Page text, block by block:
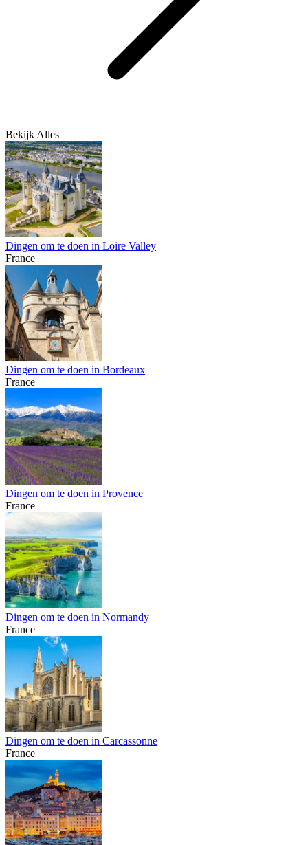
Bekijk Alles
Dingen om te doen in Loire Valley
France
Dingen om te doen in Bordeaux
France
Dingen om te doen in Provence
France
Dingen om te doen in Normandy
France
Dingen om te doen in Carcassonne
France